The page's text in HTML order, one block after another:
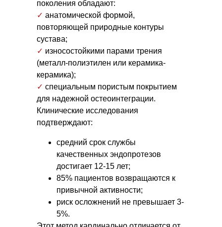
поколения обладают:
✓ анатомической формой,
повторяющей природные контуры
сустава;
✓ износостойкими парами трения
(металл-полиэтилен или керамика-
керамика);
✓ специальным пористым покрытием
для надежной остеоинтеграции.
Клинические исследования
подтверждают:
средний срок службы
качественных эндопротезов
достигает 12-15 лет;
85% пациентов возвращаются к
привычной активности;
риск осложнений не превышает 3-
5%.